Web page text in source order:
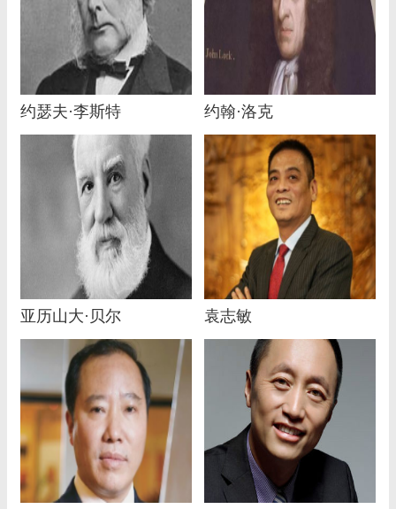
约瑟夫·李斯特 约翰·洛克
亚历山大·贝尔 袁志敏